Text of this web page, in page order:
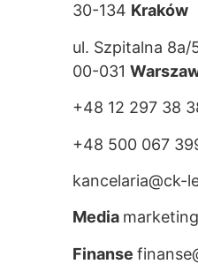
30-134 Kraków
ul. Szpitalna 8a/
00-031
+48 12 297 38
+48 500 067
kancelaria@ck-
Media
Finanse